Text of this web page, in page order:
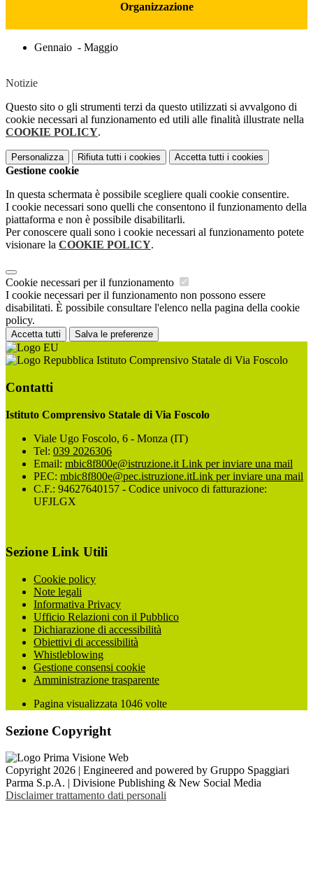
Organizzazione
Gennaio - Maggio
Notizie
Questo sito o gli strumenti terzi da questo utilizzati si avvalgono di
cookie necessari al funzionamento ed utili alle finalità illustrate nella
COOKIE POLICY.
Personalizza Rifiuta tutti i cookies Accetta tutti i cookies
Gestione cookie
In questa schermata è possibile scegliere quali cookie consentire.
I cookie necessari sono quelli che consentono il funzionamento della
piattaforma e non è possibile disabilitarli.
Per conoscere quali sono i cookie necessari al funzionamento potete
visionare la COOKIE POLICY.
Cookie necessari per il funzionamento
I cookie necessari per il funzionamento non possono essere
disabilitati. È possibile consultare l'elenco nella pagina della cookie
policy.
Accetta tutti Salva le preferenze
Istituto Comprensivo Statale di Via Foscolo
Contatti
Istituto Comprensivo Statale di Via Foscolo
Viale Ugo Foscolo, 6 - Monza (IT)
Tel: 039 2026306
Email: mbic8f800e@istruzione.it Link per inviare una mail
PEC: mbic8f800e@pec.istruzione.itLink per inviare una mail
C.F.: 94627640157 - Codice univoco di fatturazione:
UFJLGX
Sezione Link Utili
Cookie policy
Note legali
Informativa Privacy
Ufficio Relazioni con il Pubblico
Dichiarazione di accessibilità
Obiettivi di accessibilità
Whistleblowing
Gestione consensi cookie
Amministrazione trasparente
Pagina visualizzata 1046 volte
Sezione Copyright
Copyright 2026 | Engineered and powered by Gruppo Spaggiari
Parma S.p.A. | Divisione Publishing & New Social Media
Disclaimer trattamento dati personali